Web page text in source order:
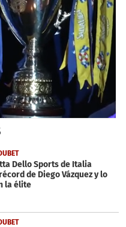
Dello Sports de Italia
de Diego Vázquez y lo
la élite